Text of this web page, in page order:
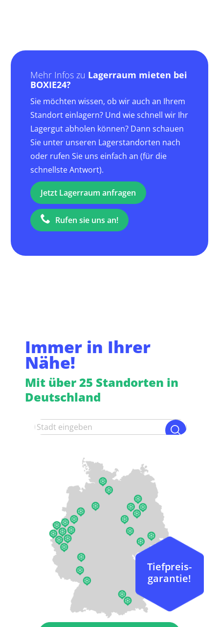
Mehr Infos zu Lagerraum mieten bei
BOXIE24?
Sie möchten wissen, ob wir auch an Ihrem
Standort einlagern? Und wie schnell wir Ihr
Lagergut abholen können? Dann schauen
Sie unter unseren Lagerstandorten nach
oder rufen Sie uns einfach an (für die
schnellste Antwort).
Jetzt Lagerraum anfragen
Rufen sie uns an!
Immer in Ihrer
Nähe!
Mit über 25 Standorten in
Deutschland
Tiefpreis-
garantie!